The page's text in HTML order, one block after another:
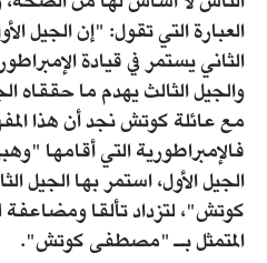
العبارة التي تقول: "إن الجيل
الثاني يستمر في قيادة
والجيل الثالث يهدم ما حققاه
مع عائلة كوتش نجد أن هذا
فالإمبراطورية التي أقامها
الجيل الأول، استمر بها الجيل
كوتش"، لتزداد تألقا ومضاعفة
المتمثل بـ "مصطفى كوتش".